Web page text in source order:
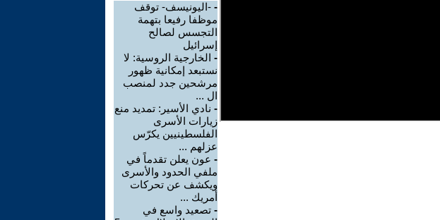
- -اليونيسف- توقف
موظفا رفيعا بتهمة
التجسس لصالح
إسرائيل
- الخارجية الروسية: لا
نستبعد إمكانية ظهور
مرشحين جدد لمنصب
ال ...
- نادي الأسير: تمديد منع
زيارات الأسرى
الفلسطينيين يكرّس
عزلهم ...
- عون يعلن تقدماً في
ملفي الحدود والأسرى
ويكشف عن تحركات
أمريك ...
- تصعيد واسع في